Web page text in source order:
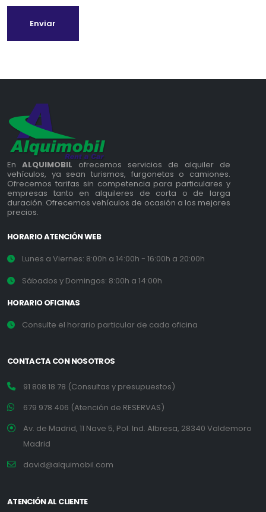
Enviar
En ALQUIMOBIL ofrecemos servicios de alquiler de
vehículos, ya sean turismos, furgonetas o camiones.
Ofrecemos tarifas sin competencia para particulares y
empresas tanto en alquileres de corta o de larga
duración. Ofrecemos vehículos de ocasión a los mejores
precios.
HORARIO ATENCIÓN WEB
Lunes a Viernes: 8:00h a 14:00h - 16:00h a 20:00h
Sábados y Domingos: 8:00h a 14:00h
HORARIO OFICINAS
Consulte el horario particular de cada oficina
CONTACTA CON NOSOTROS
91 808 18 78 (Consultas y presupuestos)
679 978 406 (Atención de RESERVAS)
Av. de Madrid, 11 Nave 5, Pol. Ind. Albresa, 28340 Valdemoro
Madrid
david@alquimobil.com
ATENCIÓN AL CLIENTE